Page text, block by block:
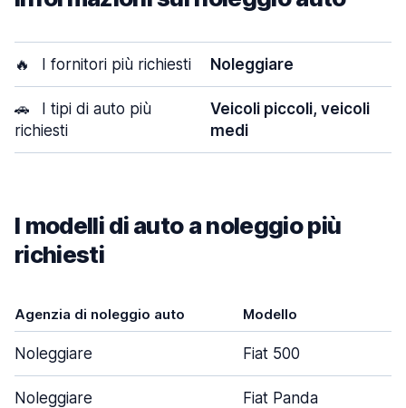
🔥 I fornitori più richiesti Noleggiare
🚗
I tipi di auto più
richiesti
Veicoli piccoli, veicoli
medi
I modelli di auto a noleggio più
richiesti
Agenzia di noleggio auto Modello
Noleggiare Fiat 500
Noleggiare Fiat Panda